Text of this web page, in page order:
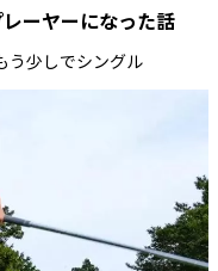
ーヤーになった話
少しでシングル